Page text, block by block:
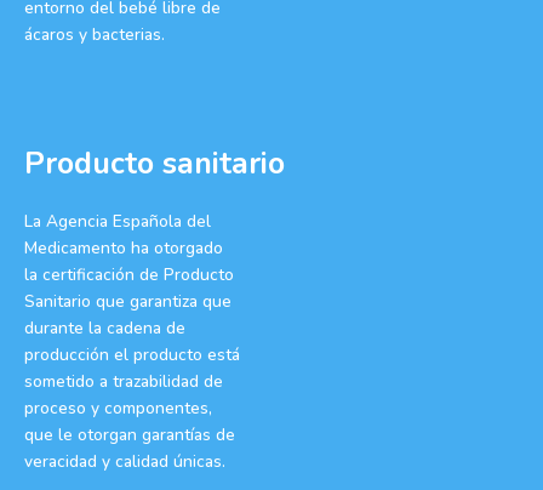
entorno del bebé libre de
ácaros y bacterias.
Producto sanitario
La Agencia Española del
Medicamento ha otorgado
la certificación de Producto
Sanitario que garantiza que
durante la cadena de
producción el producto está
sometido a trazabilidad de
proceso y componentes,
que le otorgan garantías de
veracidad y calidad únicas.